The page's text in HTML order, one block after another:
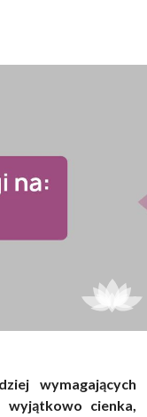
wymagających
cienka,